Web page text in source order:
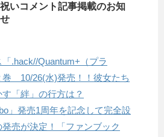
いコメント記事掲載のお知
「.hack//Quantum+（プラ
巻 10/26(水)発売！！彼女たち
「絆」の行方は？
」発売1周年を記念して完全設
売が決定！「ファンブック